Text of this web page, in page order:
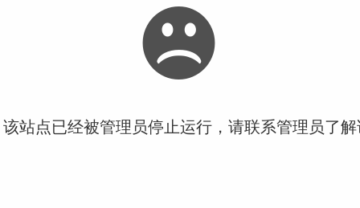
站点已经被管理员停止运行，请联系管理员了